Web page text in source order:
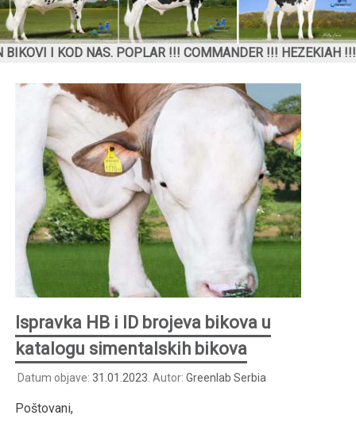
I KOD NAS. POPLAR !!! COMMANDER !!! HEZEKIAH !!!
Ispravka HB i ID brojeva bikova u
katalogu simentalskih bikova
Datum objave: 31.01.2023. Autor: Greenlab Serbia
Poštovani,